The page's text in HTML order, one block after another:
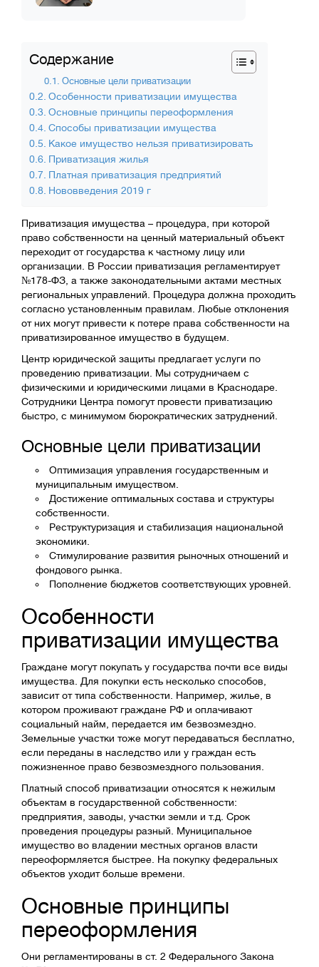
Содержание
Основные цели приватизации
Особенности приватизации имущества
Основные принципы переоформления
Способы приватизации имущества
Какое имущество нельзя приватизировать
Приватизация жилья
Платная приватизация предприятий
Нововведения 2019 г
Приватизация имущества – процедура, при которой
право собственности на ценный материальный объект
переходит от государства к частному лицу или
организации. В России приватизация регламентирует
№178-ФЗ, а также законодательными актами местных
региональных управлений. Процедура должна проходить
согласно установленным правилам. Любые отклонения
от них могут привести к потере права собственности на
приватизированное имущество в будущем.
Центр юридической защиты предлагает услуги по
проведению приватизации. Мы сотрудничаем с
физическими и юридическими лицами в Краснодаре.
Сотрудники Центра помогут провести приватизацию
быстро, с минимумом бюрократических затруднений.
Основные цели приватизации
Оптимизация управления государственным и
муниципальным имуществом.
Достижение оптимальных состава и структуры
собственности.
Реструктуризация и стабилизация национальной
экономики.
Стимулирование развития рыночных отношений и
фондового рынка.
Пополнение бюджетов соответствующих уровней.
Особенности
приватизации имущества
Граждане могут покупать у государства почти все виды
имущества. Для покупки есть несколько способов,
зависит от типа собственности. Например, жилье, в
котором проживают граждане РФ и оплачивают
социальный найм, передается им безвозмездно.
Земельные участки тоже могут передаваться бесплатно,
если переданы в наследство или у граждан есть
пожизненное право безвозмездного пользования.
Платный способ приватизации относятся к нежилым
объектам в государственной собственности:
предприятия, заводы, участки земли и т.д. Срок
проведения процедуры разный. Муниципальное
имущество во владении местных органов власти
переоформляется быстрее. На покупку федеральных
объектов уходит больше времени.
Основные принципы
переоформления
Они регламентированы в ст. 2 Федерального Закона